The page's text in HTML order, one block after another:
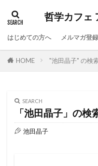
哲学カフェ
はじめての方へ メルマガ登録
HOME "池田晶子" の検
SEARCH
「池田晶子」の検
池田晶子